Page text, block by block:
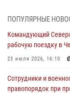
(видео)
Росгвардейцы
воспитанников
09 августа 2026, 05:00
ПОПУЛЯРНЫЕ
Командующий
рабочую поездку в
23 июля 2026, 16:10
Сотрудники и
правопорядок при